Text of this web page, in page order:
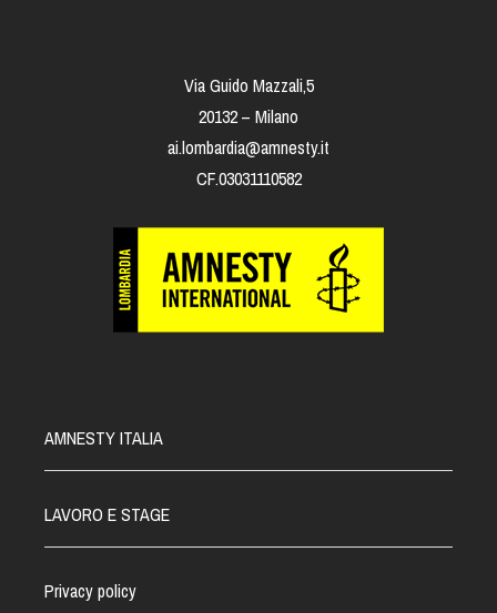
Via Guido Mazzali,5
20132 – Milano
ai.lombardia@amnesty.it
CF.03031110582
AMNESTY ITALIA
LAVORO E STAGE
Privacy policy